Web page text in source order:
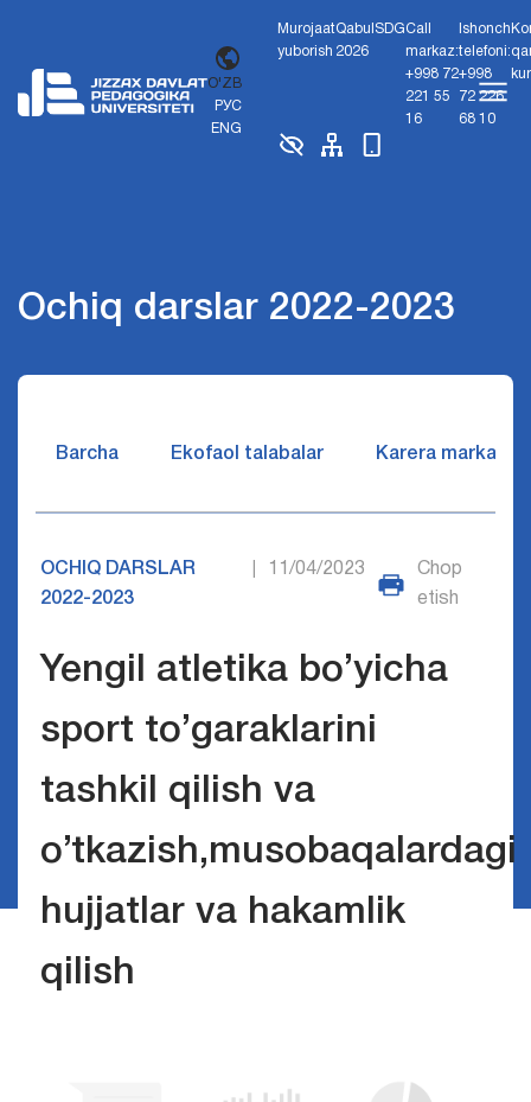
O'ZB
РУС
ENG
Murojaat
yuborish
Qabul
2026
SDGCall
markaz:
+998 72
221 55
16
Ishonch
telefoni:
+998
72 226
68 10
Ochiq darslar 2022-2023
Barcha Ekofaol talabalar Karera markazi
OCHIQ DARSLAR
2022-2023
11/04/2023
Chop
etish
Yengil atletika bo’yicha
sport to’garaklarini
tashkil qilish va
o’tkazish,musobaqalardagi
hujjatlar va hakamlik
qilish